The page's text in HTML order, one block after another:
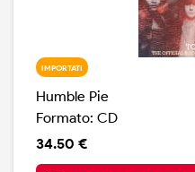
IMPORTATI
Humble Pie
Formato: CD
34.50 €